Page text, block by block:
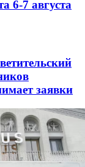
6-7 августа
заявки